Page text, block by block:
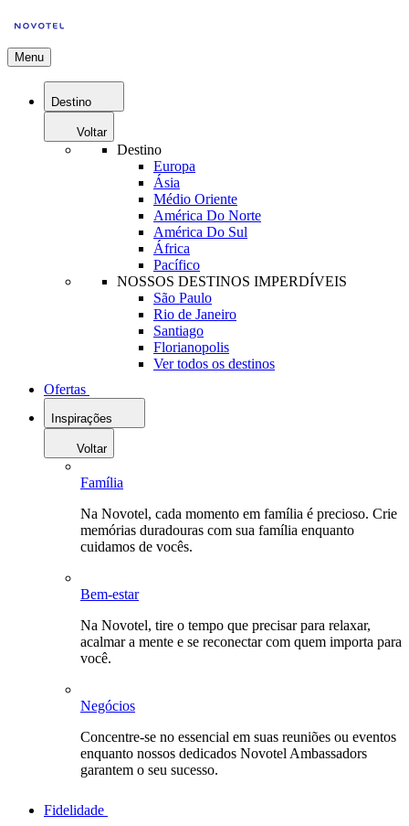
Menu
Destino
Voltar
Destino
Europa
Ásia
Médio Oriente
América Do Norte
América Do Sul
África
Pacífico
NOSSOS DESTINOS IMPERDÍVEIS
São Paulo
Rio de Janeiro
Santiago
Florianopolis
Ver todos os destinos
Ofertas
Inspirações
Voltar
Família
Na Novotel, cada momento em família é precioso. Crie
memórias duradouras com sua família enquanto
cuidamos de vocês.
Bem-estar
Na Novotel, tire o tempo que precisar para relaxar,
acalmar a mente e se reconectar com quem importa para
você.
Negócios
Concentre-se no essencial em suas reuniões ou eventos
enquanto nossos dedicados Novotel Ambassadors
garantem o seu sucesso.
Fidelidade